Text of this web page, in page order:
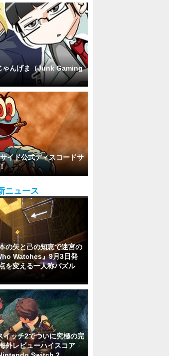
ゃんげま（Junk Gaming
イド公式ディスコードサ
ニュース
の矢と己の知恵で迷宮の
Watches』9月3日発
を変える一人称パズル
イッチ2でついに究極の完
外レビューハイスコア